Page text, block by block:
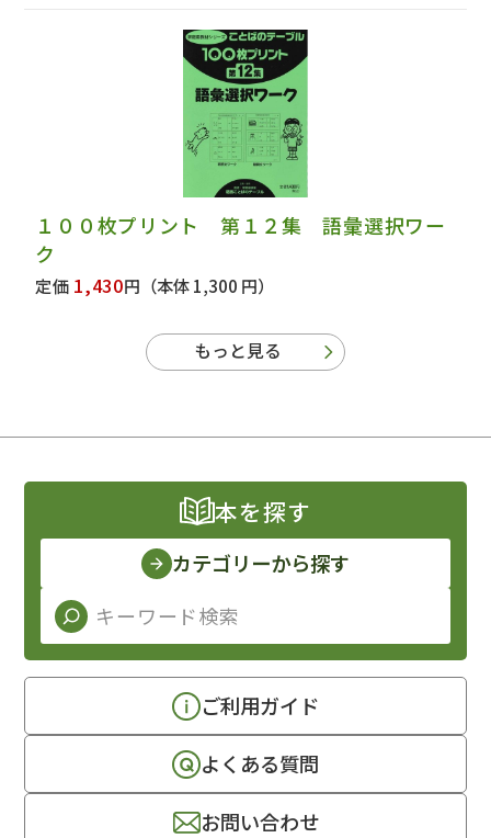
１００枚プリント 第１２集 語彙選択ワー
ク
定価 1,430円 （本体 1,300 円）
もっと見る
本を探す
カテゴリーから探す
ご利用ガイド
よくある質問
お問い合わせ